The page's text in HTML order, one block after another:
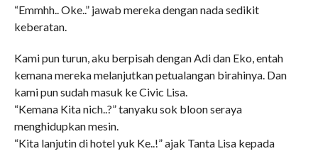
“Emmhh.. Oke..” jawab mereka dengan nada sedikit
keberatan.
Kami pun turun, aku berpisah dengan Adi dan Eko, entah
kemana mereka melanjutkan petualangan birahinya. Dan
kami pun sudah masuk ke Civic Lisa.
“Kemana Kita nich..?” tanyaku sok bloon seraya
menghidupkan mesin.
“Kita lanjutin di hotel yuk Ke..!” ajak Tanta Lisa kepada